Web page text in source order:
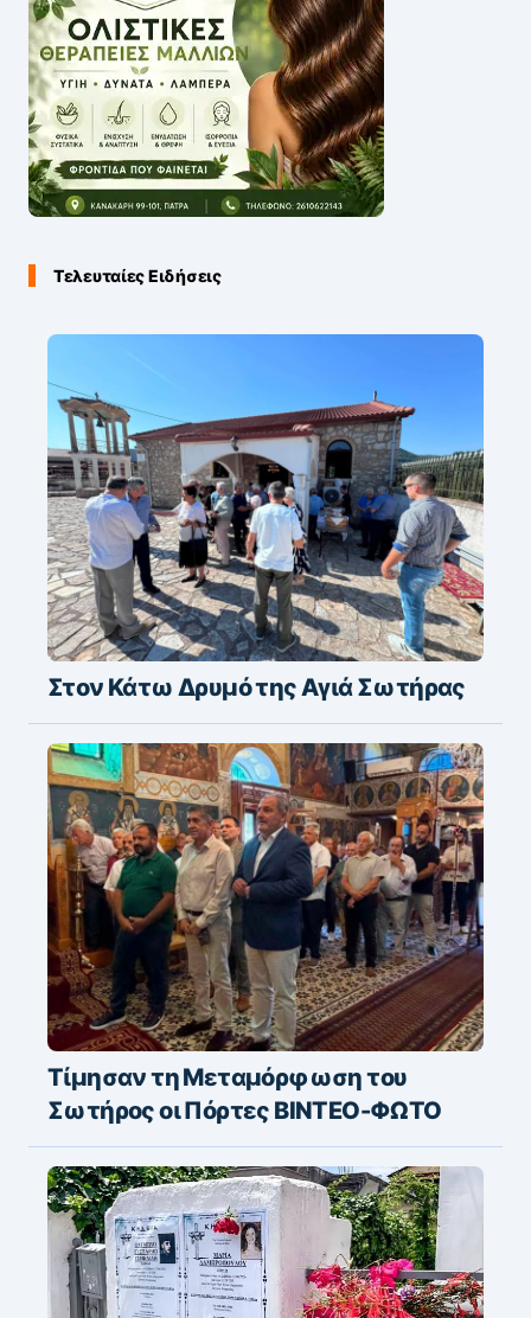
Τελευταίες Ειδήσεις
Στον Κάτω Δρυμό της Αγιά Σωτήρας
Τίμησαν τη Μεταμόρφωση του
Σωτήρος οι Πόρτες ΒΙΝΤΕΟ-ΦΩΤΟ